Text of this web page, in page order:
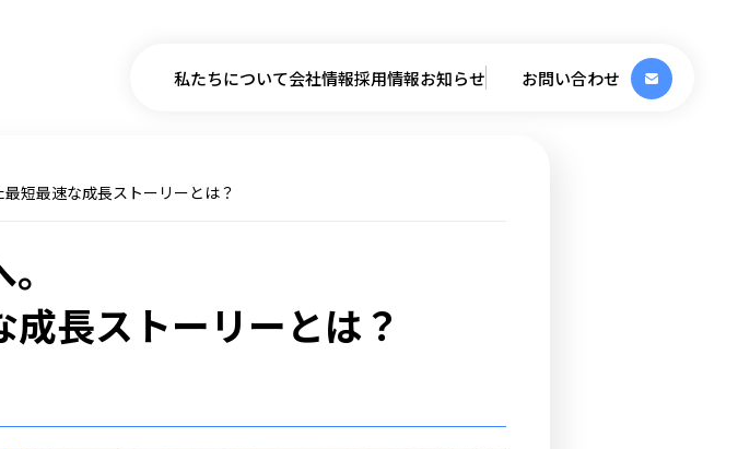
私たちについて会社情報採用情報お知らせ お問い合わせ
最短最速な成長ストーリーとは？
長ストーリーとは？